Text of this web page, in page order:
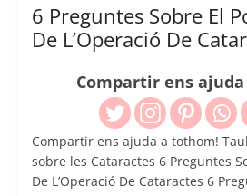
6 Preguntes Sobre El
De L’Operació De
Compartir ens
Compartir ens ajuda a tothom!
sobre les Cataractes 6 Preguntes
De L’Operació De Cataractes 6